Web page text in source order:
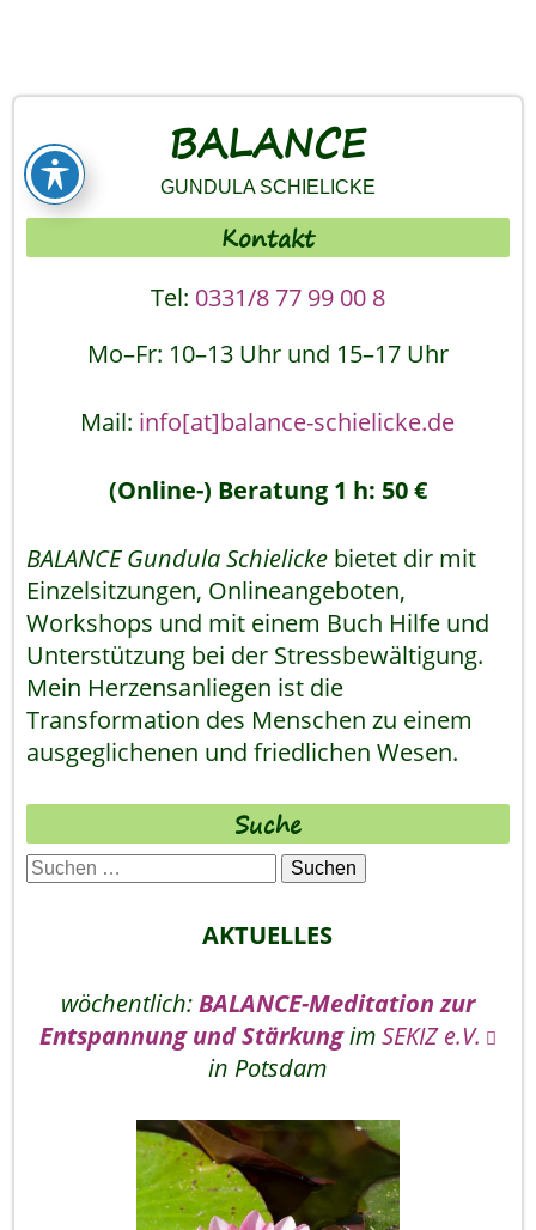
BALANCE
GUNDULA SCHIELICKE
Kontakt
Tel: 0331/8 77 99 00 8
Mo–Fr: 10–13 Uhr und 15–17 Uhr
Mail: info[at]balance-schielicke.de
(Online-) Beratung 1 h: 50 €
BALANCE Gundula Schielicke bietet dir mit
Einzelsitzungen, Onlineangeboten,
Workshops und mit einem Buch Hilfe und
Unterstützung bei der Stressbewältigung.
Mein Herzensanliegen ist die
Transformation des Menschen zu einem
ausgeglichenen und friedlichen Wesen.
Suche
Suchen
nach:
AKTUELLES
wöchentlich:BALANCE-Meditation zur
Entspannung und StärkungimSEKIZ e.V.
in Potsdam